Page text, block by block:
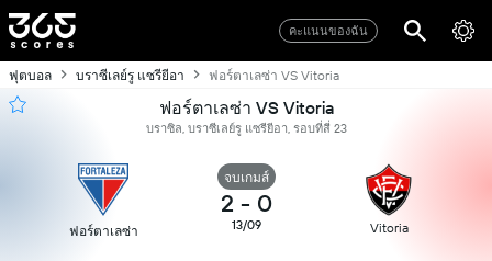
คะแนนของฉัน
ฟุตบอล บราซีเลย์รู แซรียีอา ฟอร์ตาเลซ่า VS Vitoria
ฟอร์ตาเลซ่า VS Vitoria
บราซิล, บราซีเลย์รู แซรียีอา, รอบที่สี่ 23
ฟอร์ตาเลซ่า
จบเกมส์
2 - 0
13/09 Vitoria